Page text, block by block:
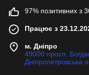
97% позитивних з
Працює з
м. Дніпро
49000 просп.
Дніпропетровська